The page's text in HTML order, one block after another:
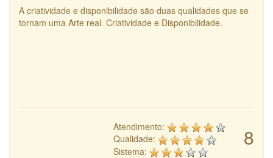
A criatividade e disponibilidade são duas qualidades que se
tornam uma Arte real. Criatividade e Disponibilidade.
8
Atendimento:
Qualidade:
Sistema: